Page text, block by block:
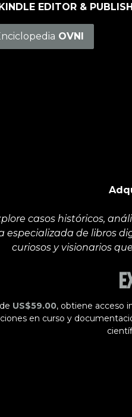
EDITOR &
OVNI
casos históricos,
especializada de libros
curiosos y visionarios
US$59.00, obtiene acceso
en curso y